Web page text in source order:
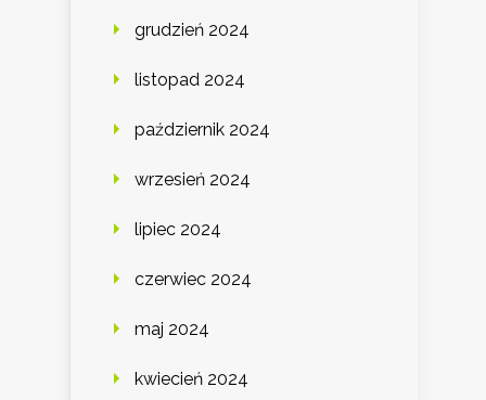
grudzień 2024
listopad 2024
październik 2024
wrzesień 2024
lipiec 2024
czerwiec 2024
maj 2024
kwiecień 2024